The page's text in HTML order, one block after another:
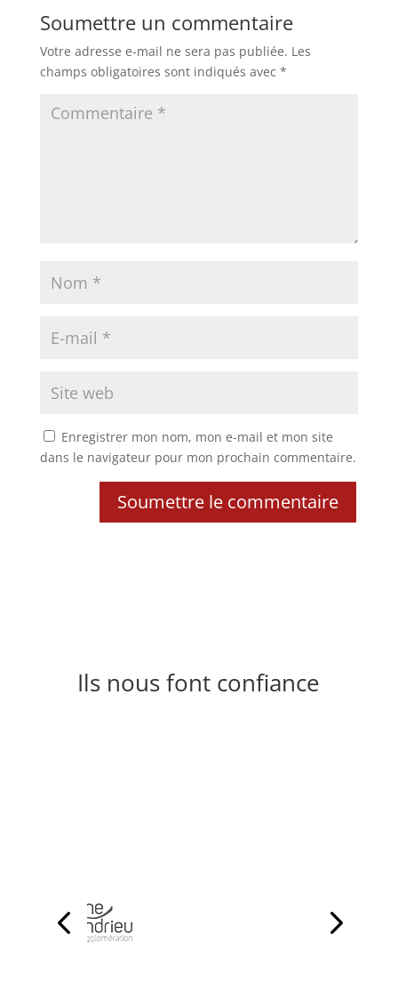
Soumettre un commentaire
Votre adresse e-mail ne sera pas publiée. Les
champs obligatoires sont indiqués avec *
Enregistrer mon nom, mon e-mail et mon site
dans le navigateur pour mon prochain commentaire.
Soumettre le commentaire
Ils nous font confiance